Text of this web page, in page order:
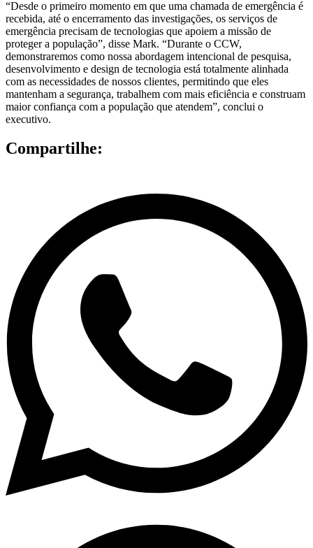
“Desde o primeiro momento em que uma chamada de emergência é
recebida, até o encerramento das investigações, os serviços de
emergência precisam de tecnologias que apoiem a missão de
proteger a população”, disse Mark. “Durante o CCW,
demonstraremos como nossa abordagem intencional de pesquisa,
desenvolvimento e design de tecnologia está totalmente alinhada
com as necessidades de nossos clientes, permitindo que eles
mantenham a segurança, trabalhem com mais eficiência e construam
maior confiança com a população que atendem”, conclui o
executivo.
Compartilhe: